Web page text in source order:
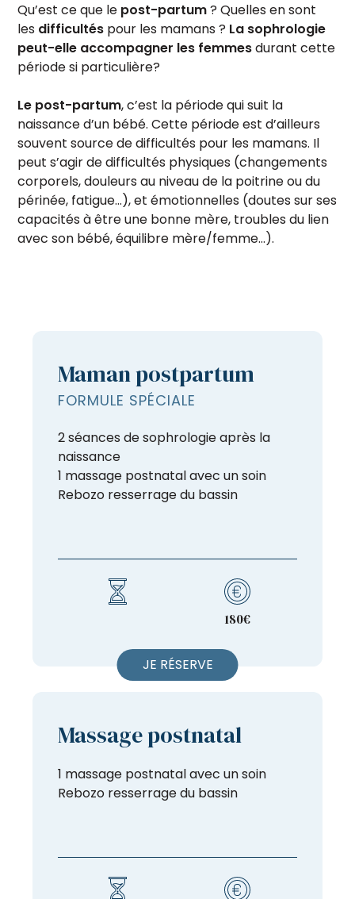
Qu’est ce que le post-partum? Quelles en sont
les difficultés pour les mamans ? La sophrologie
peut-elle accompagner les femmesdurant cette
période si particulière?
Le post-partum, c’est la période qui suit la
naissance d’un bébé. Cette période est d’ailleurs
souvent source de difficultés pour les mamans. Il
peut s’agir de difficultés physiques (changements
corporels, douleurs au niveau de la poitrine ou du
périnée, fatigue…), et émotionnelles (doutes sur ses
capacités à être une bonne mère, troubles du lien
avec son bébé, équilibre mère/femme…).
Maman postpartum
FORMULE SPÉCIALE
2 séances de sophrologie après la
naissance
1 massage postnatal avec un soin
Rebozo resserrage du bassin
180€
JE RÉSERVE
Massage postnatal
1 massage postnatal avec un soin
Rebozo resserrage du bassin